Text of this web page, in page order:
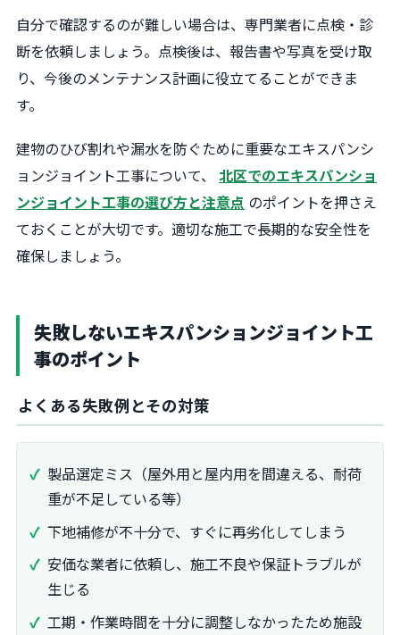
自分で確認するのが難しい場合は、専門業者に点検・診
断を依頼しましょう。点検後は、報告書や写真を受け取
り、今後のメンテナンス計画に役立てることができま
す。
建物のひび割れや漏水を防ぐために重要なエキスパンシ
ョンジョイント工事について、 北区でのエキスパンショ
ンジョイント工事の選び方と注意点 のポイントを押さえ
ておくことが大切です。適切な施工で長期的な安全性を
確保しましょう。
失敗しないエキスパンションジョイント工
事のポイント
よくある失敗例とその対策
製品選定ミス（屋外用と屋内用を間違える、耐荷
重が不足している等）
下地補修が不十分で、すぐに再劣化してしまう
安価な業者に依頼し、施工不良や保証トラブルが
生じる
工期・作業時間を十分に調整しなかったため施設